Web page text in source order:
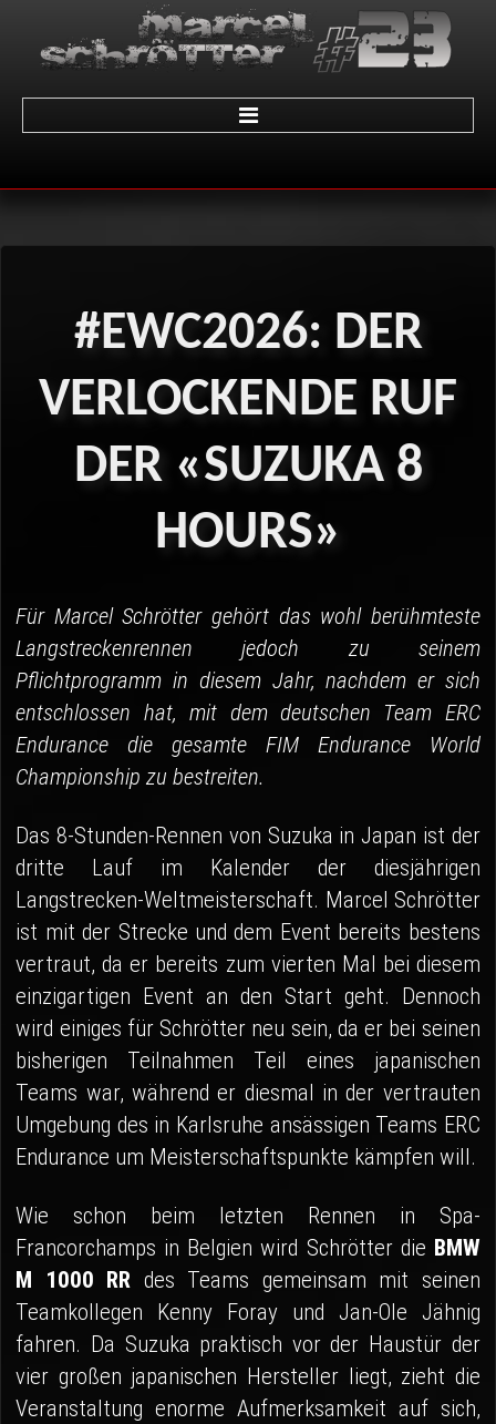
Home
Galerie
02 - Sachsenring
03 - Brünn
Sponsoren
Fanshop
#EWC2026: DER
VERLOCKENDE RUF
DER «SUZUKA 8
HOURS»
Für Marcel Schrötter gehört das wohl berühmteste
Langstreckenrennen jedoch zu seinem
Pflichtprogramm in diesem Jahr, nachdem er sich
entschlossen hat, mit dem deutschen Team ERC
Endurance die gesamte FIM Endurance World
Championship zu bestreiten.
Das 8-Stunden-Rennen von Suzuka in Japan ist der
dritte Lauf im Kalender der diesjährigen
Langstrecken-Weltmeisterschaft. Marcel Schrötter
ist mit der Strecke und dem Event bereits bestens
vertraut, da er bereits zum vierten Mal bei diesem
einzigartigen Event an den Start geht. Dennoch
wird einiges für Schrötter neu sein, da er bei seinen
bisherigen Teilnahmen Teil eines japanischen
Teams war, während er diesmal in der vertrauten
Umgebung des in Karlsruhe ansässigen Teams ERC
Endurance um Meisterschaftspunkte kämpfen will.
Wie schon beim letzten Rennen in Spa-
Francorchamps in Belgien wird Schrötter die BMW
M 1000 RR des Teams gemeinsam mit seinen
Teamkollegen Kenny Foray und Jan-Ole Jähnig
fahren. Da Suzuka praktisch vor der Haustür der
vier großen japanischen Hersteller liegt, zieht die
Veranstaltung enorme Aufmerksamkeit auf sich,